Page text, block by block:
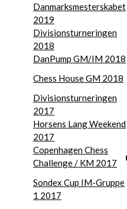
Danmarksmesterskabet
2019
Divisionsturneringen
2018
DanPump GM/IM 2018
Chess House GM 2018
Divisionsturneringen
2017
Horsens Lang Weekend
2017
Copenhagen Chess
Challenge / KM 2017
Sondex Cup IM-Gruppe
1 2017